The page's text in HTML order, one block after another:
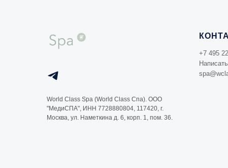
World Class Spa (World Class Спа). ООО
"МедиСПА", ИНН 7728880804, 117420, г.
Москва, ул. Наметкина д. 6, корп. 1, пом. 36.
+7 495